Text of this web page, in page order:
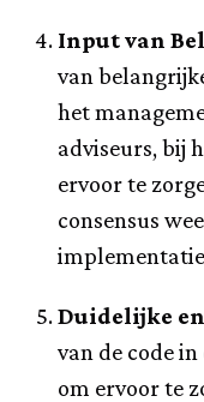
Input van
van
het
adviseurs, bij
ervoor te
consensus
Duidelijke
van de code
om ervoor te